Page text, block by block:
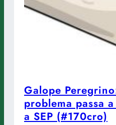
Galope
problema passa
a SEP (#170cro)